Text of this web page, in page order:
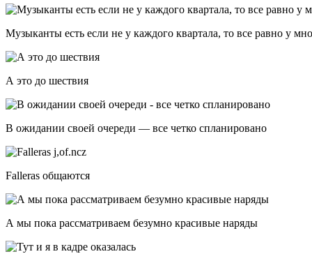
Музыканты есть если не у каждого квартала, то все равно у
А это до шествия
В ожидании своей очереди — все четко спланировано
Falleras общаются
А мы пока рассматриваем безумно красивые наряды